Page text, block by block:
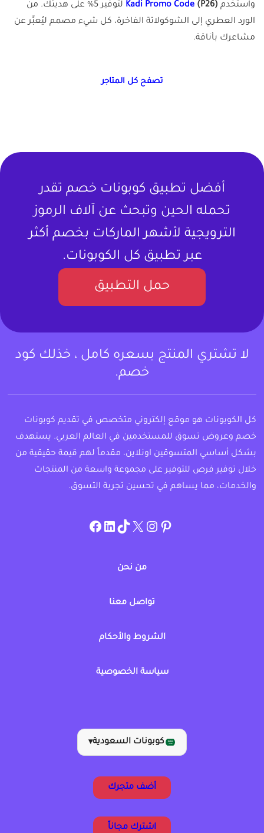
واستخدم
Kadi Promo Code (P26)
لتوفير 5% على هديتك. من
الورد العطري إلى الشوكولاتة الفاخرة، كل شيء مصمم ليُعبِّر عن
مشاعرك بأناقة.
تصفح كل المتاجر
أفضل تطبيق كوبونات خصم تقدر
تحمله الحين وتبحث عن آلاف الرموز
الترويجية لأشهر الماركات بخصم أكثر
عبر تطبيق كل الكوبونات.
حمل التطبيق
لا تشتري المنتج بسعره كامل ، خذلك كود
خصم.
كل الكوبونات هو موقع إلكتروني متخصص في تقديم كوبونات
خصم وعروض تسوق للمستخدمين في العالم العربي. يستهدف
بشكل أساسي المتسوقين اونلاين، مقدماً لهم قيمة حقيقية من
خلال توفير فرص للتوفير على مجموعة واسعة من المنتجات
والخدمات، مما يساهم في تحسين تجربة التسوق.
pinterest
allcouponat
twitter
TikTok
linkedin
facebook
من نحن
تواصل معنا
الشروط والأحكام
سياسة الخصوصية
كوبونات السعودية▾
أضف متجرك
اشترك مجاناً